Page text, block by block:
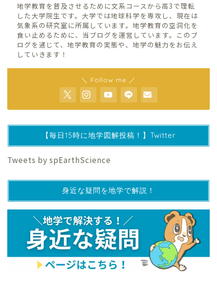
地学教育を普及させるために文系コースから高3で理転
した大学院生です。大学では地球科学を専攻し、現在は
気象系の研究室に所属しています。地学教育の空洞化を
食い止めるために、当ブログを運営しています。このブ
ログを通じて、地学教育の実態や、地学の魅力をお伝え
していきます！
＼ Follow me ／
【毎日15時に地学図解投稿！】Twitter
Tweets by spEarthScience
身近な疑問を地学で解説！